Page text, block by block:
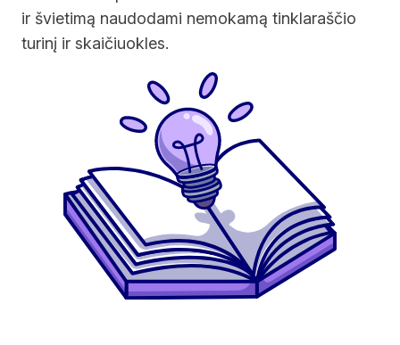
ir švietimą naudodami nemokamą tinklaraščio
turinį ir skaičiuokles.